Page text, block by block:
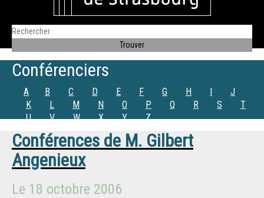
Conférenciers
A B C D E F G H I
J
K
L M N O P Q R S
T
U
V W X Y Z
Conférences de M. Gilbert
Angenieux
Le 18 octobre 2006